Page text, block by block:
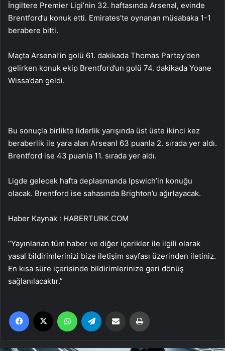
İngiltere Premier Ligi’nin 32. haftasında Arsenal, evinde
Brentford’u konuk etti. Emirates’te oynanan müsabaka 1-1
berabere bitti.
Maçta Arsenal’in golü 61. dakikada Thomas Partey’den
gelirken konuk ekip Brentford’un golü 74. dakikada Yoane
Wissa’dan geldi.
Bu sonuçla birlikte liderlik yarışında üst üste ikinci kez
beraberlik ile yara alan Arseanl 63 puanla 2. sırada yer aldı.
Brentford ise 43 puanla 11. sırada yer aldı.
Ligde gelecek hafta deplasmanda Ipswich’in konuğu
olacak. Brentford ise sahasında Brighton’u ağırlayacak.
Haber Kaynak : HABERTURK.COM
“Yayınlanan tüm haber ve diğer içerikler ile ilgili olarak
yasal bildirimlerinizi bize iletişim sayfası üzerinden iletiniz.
En kısa süre içerisinde bildirimlerinize geri dönüş
sağlanılacaktır.”
Facebook WhatsApp Email'den paylaş